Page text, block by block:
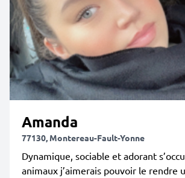
Amanda
77130, Montereau-Fault-Yonne
Dynamique, sociable et adorant
animaux j’aimerais pouvoir le rendre